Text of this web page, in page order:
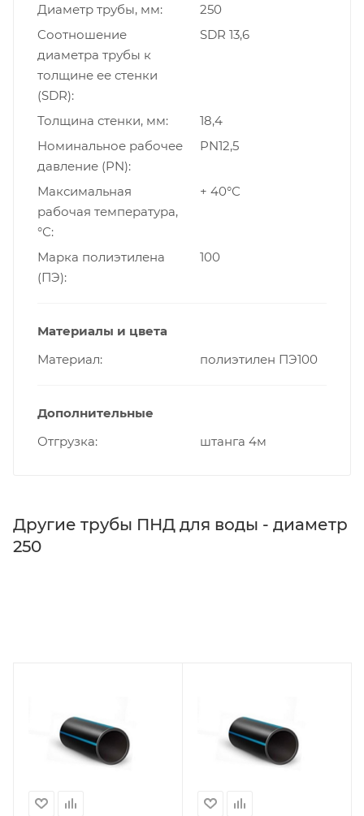
Диаметр трубы, мм
250
Cоотношение
диаметра трубы к
толщине ее стенки
(SDR)
SDR 13,6
Толщина стенки, мм
18,4
Номинальное рабочее
давление (PN)
PN12,5
Максимальная
рабочая температура,
°С
+ 40°С
Марка полиэтилена
(ПЭ)
100
Материалы и цвета
Материал
полиэтилен ПЭ100
Дополнительные
Отгрузка
штанга 4м
Другие трубы ПНД для воды - диаметр
250